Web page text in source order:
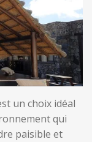
un choix idéal
qui
paisible et